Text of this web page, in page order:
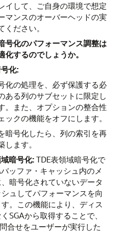
イして、ご自身の環境で想定
マンスのオーバーヘッドの実
ださい。
号化のパフォーマンス調整は
化するのでしょうか。
化:
化の処理を、必ず保護する必
ある列のサブセットに限定し
。また、オプションの整合性
ックの機能をオフにします。
暗号化したら、列の索引を再
します。
暗号化:TDE表領域暗号化で
ッファ・キャッシュ内のメ
暗号化されていないデータ
ュしてパフォーマンスを向
す。この機能により、ディス
SGAから取得することで、
問合せをユーザーが実行した